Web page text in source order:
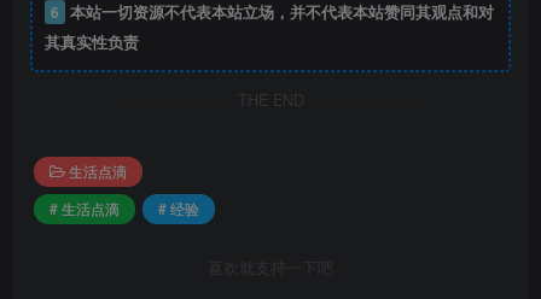
6 本站一切资源不代表本站立场，并不代表本站赞同其观点和对
其真实性负责
THE END
生活点滴
# 生活点滴
# 经验
喜欢就支持一下吧